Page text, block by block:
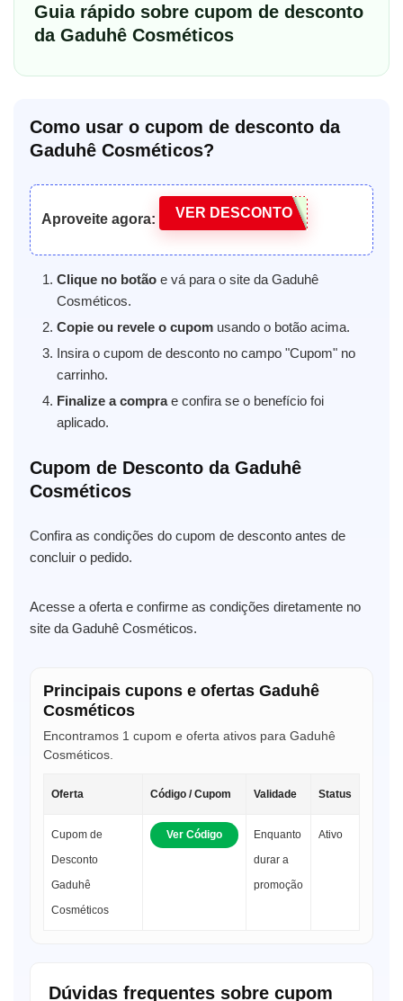
Guia rápido sobre cupom de desconto
da Gaduhê Cosméticos
Como usar o cupom de desconto da
Gaduhê Cosméticos?
Aproveite agora: VER DESCONTO
Clique no botão e vá para o site da Gaduhê
Cosméticos.
Copie ou revele o cupom usando o botão acima.
Insira o cupom de desconto no campo "Cupom" no
carrinho.
Finalize a comprae confira se o benefício foi
aplicado.
Cupom de Desconto da Gaduhê
Cosméticos
Confira as condições do cupom de desconto antes de
concluir o pedido.
Acesse a oferta e confirme as condições diretamente no
site da Gaduhê Cosméticos.
Principais cupons e ofertas Gaduhê
Cosméticos
Encontramos 1 cupom e oferta ativos para Gaduhê
Cosméticos.
Oferta Código / Cupom Validade Status
Cupom de
Desconto
Gaduhê
Cosméticos
Ver Código
Enquanto
durar a
promoção
Ativo
Dúvidas frequentes sobre cupom